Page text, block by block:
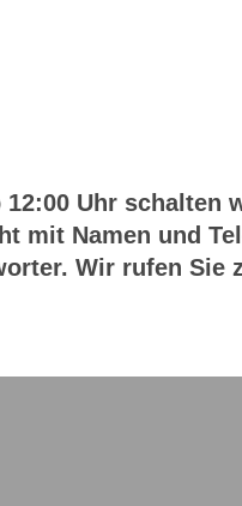
Uhr schalten
mit Namen und
Wir rufen Sie